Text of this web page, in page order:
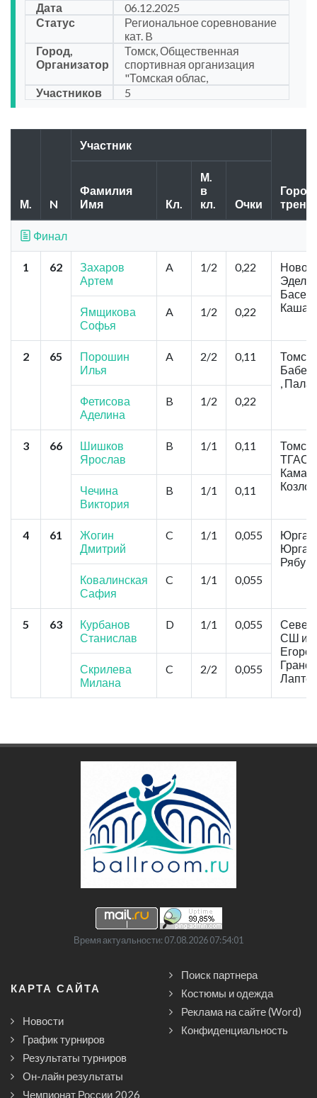
Дата
06.12.2025
Статус
Региональное соревнование
кат. B
Город,
Организатор
Томск, Общественная
спортивная организация
"Томская облас,
Участников
5
М. N
Участник
Фамилия
Имя
Кл.
М.
в
кл.
Очки
Финал
1 62
Захаров
Артем
A 1/2 0,22
Ямщикова
Софья
A 1/2 0,22
2 65
Порошин
Илья
A 2/2 0,11
,
Фетисова
Аделина
B 1/2 0,22
3 66
Шишков
Ярослав
B 1/1 0,11
Чечина
Виктория
B 1/1 0,11
4 61
Жогин
Дмитрий
C 1/1 0,055
Юрга,
Юрга"
Ковалинская
Сафия
C 1/1 0,055
5 63
Курбанов
Станислав
D 1/1 0,055
СШ
Скрилева
Милана
C 2/2 0,055
Время актуальности: 07.08.2026 07:54:01
КАРТА САЙТА
Новости
График турниров
Результаты турниров
Он-лайн результаты
Чемпионат России 2026
Поиск партнера
Костюмы и одежда
Реклама на сайте (Word)
Конфиденциальность